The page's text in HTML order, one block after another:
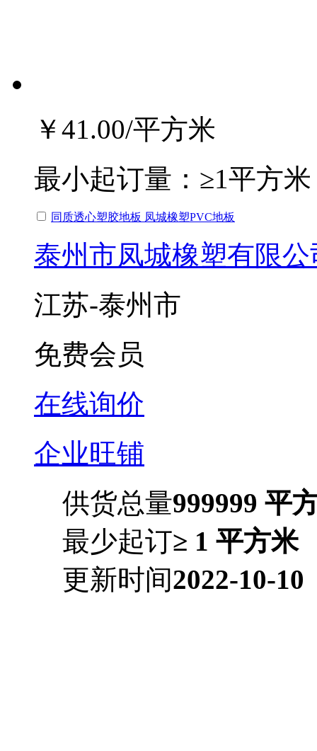
￥41.00/平方米
最小起订量： ≥1平方米
同质透心塑胶地板 凤城橡塑PVC地板
泰州市凤城橡塑有限公
江苏-泰州市
免费会员
在线询价
企业旺铺
供货总量999999 平
最少起订≥ 1 平方米
更新时间2022-10-10